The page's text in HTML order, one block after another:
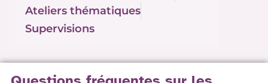
Ateliers thématiques
Supervisions